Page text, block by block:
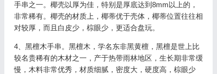
手串之一。椰壳以厚为佳，特别是厚底达到8mm以上的，
非常稀有。椰壳的材质上，椰蒂优于壳体，椰蒂位置往往相
对较厚，而且白皮少，棕眼少，更适合盘玩。
4、黑檀木手串。黑檀木，学名东非黑黄檀，黑檀是世上比
较名贵稀有的木材之一，产于热带雨林地区，生长期非常缓
慢，木料非常优秀，材质细腻，密度大，硬度高，棕眼少